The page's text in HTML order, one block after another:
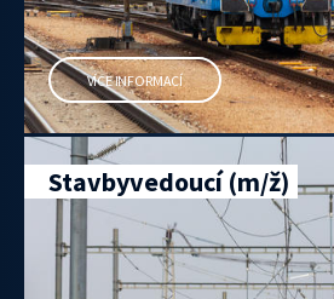
VÍCE INFORMACÍ
Stavbyvedoucí (m/ž)